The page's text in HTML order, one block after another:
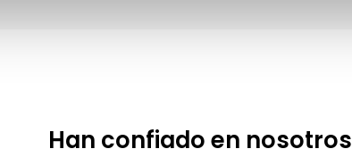
Han confiado en nosotros